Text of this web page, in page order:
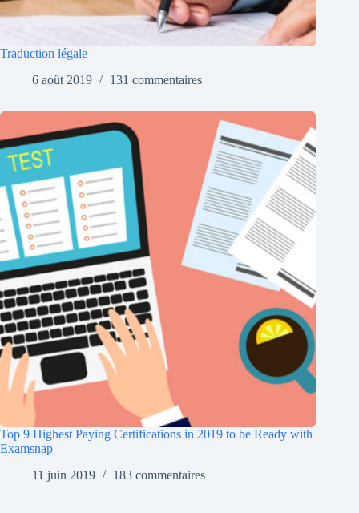
Traduction légale
6 août 2019
131 commentaires
Top 9 Highest Paying Certifications in 2019 to be Ready with
Examsnap
11 juin 2019
183 commentaires